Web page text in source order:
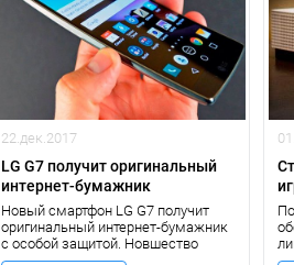
22.дек.2017
LG G7 получит оригинальный
интернет-бумажник
Новый смартфон LG G7 получит
оригинальный интернет-бумажник
с особой защитой. Новшество
можно будет использовать в